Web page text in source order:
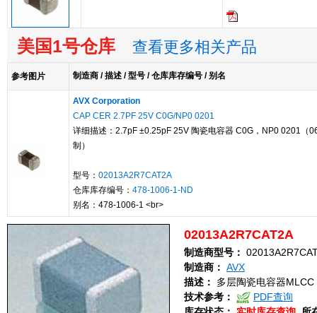
美国1号仓库 查看更多相关产品
参考图片 制造商 / 描述 / 型号 / 仓库库存编号 / 别名
AVX Corporation
CAP CER 2.7PF 25V C0G/NP0 0201
详细描述：2.7pF ±0.25pF 25V 陶瓷电容器 C0G，NP0 0201（
制）
型号： 02013A2R7CAT2A
仓库库存编号： 478-1006-1-ND
别名：478-1006-1 <br>
02013A2R7CAT2A
制造商型号：
制造商： AVX
描述：
多层陶瓷电容器
技术参考：
PDF查询